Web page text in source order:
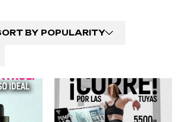
BY POPULARITY